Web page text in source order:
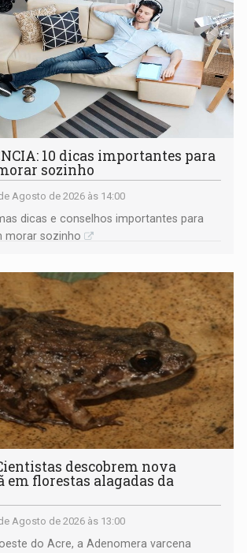
10 dicas importantes para
sozinho
Agosto de 2026 às 14:00
dicas e conselhos importantes para
morar sozinho
descobrem nova
em florestas alagadas da
Agosto de 2026 às 13:00
do Acre, a Adenomera varcena